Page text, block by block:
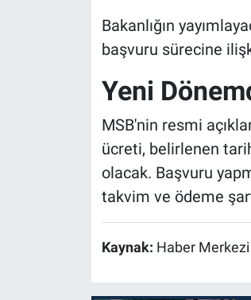
Bakanlığın
başvuru sürecine
Yeni
MSB'nin resmi
ücreti, belirlenen
olacak. Başvuru
takvim ve ödeme
Kaynak: Haber Merkezi